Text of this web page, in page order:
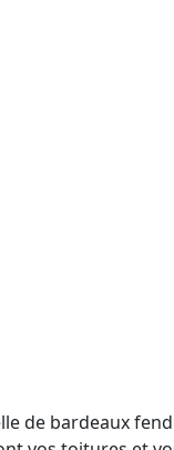
de bardeaux